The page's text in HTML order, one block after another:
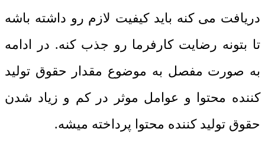
دریافت می کنه باید کیفیت لازم رو داشته باشه
تا بتونه رضایت کارفرما رو جذب کنه. در ادامه
به صورت مفصل به موضوع مقدار حقوق تولید
کننده محتوا و عوامل موثر در کم و زیاد شدن
حقوق تولید کننده محتوا پرداخته میشه.